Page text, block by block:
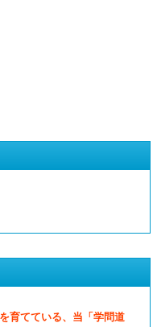
育てている、当「学問道